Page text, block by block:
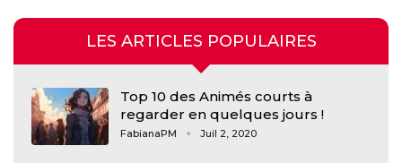
LES ARTICLES POPULAIRES
Top 10 des Animés courts à
regarder en quelques jours !
FabianaPM Juil 2, 2020